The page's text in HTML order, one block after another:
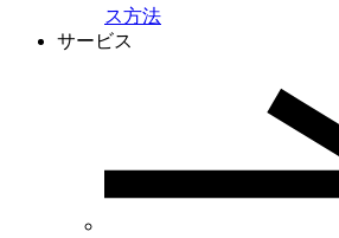
ス方法
サービス